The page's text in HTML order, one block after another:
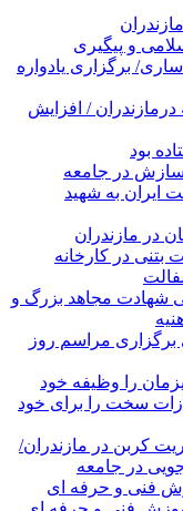
و پیگیری
برگزاری یادواره
صدقه درمازندران / افزایش
بود
در جامعه
ایران به شهید
در مازندران
در کارخانه
پی شهادت مجاهد بزرگ و
مراسم روز
را وظیفه خود
سخت را برای خود
کربن در مازندران/
در جامعه
فنی و حرفه ای